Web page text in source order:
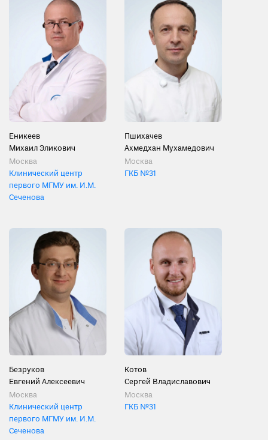
Еникеев
Михаил Эликович
Москва
Клинический центр
первого МГМУ им. И.М.
Сеченова
Пшихачев
Ахмедхан Мухамедович
Москва
ГКБ №31
Безруков
Евгений Алексеевич
Москва
Клинический центр
первого МГМУ им. И.М.
Сеченова
Котов
Сергей Владиславович
Москва
ГКБ №31